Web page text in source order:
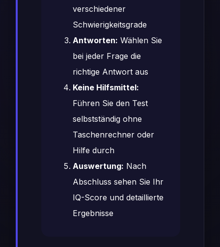
verschiedener
Schwierigkeitsgrade
Antworten: Wählen Sie
bei jeder Frage die
richtige Antwort aus
Keine Hilfsmittel:
Führen Sie den Test
selbstständig ohne
Taschenrechner oder
Hilfe durch
Auswertung: Nach
Abschluss sehen Sie Ihr
IQ-Score und detaillierte
Ergebnisse